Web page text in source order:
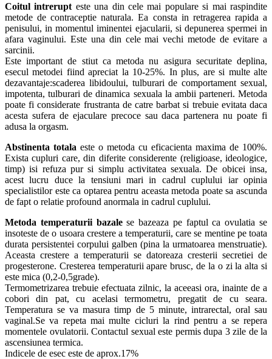
Coitul intrerupt este una din cele mai populare si mai raspindite
metode de contraceptie naturala. Ea consta in retragerea rapida a
penisului, in momentul iminentei ejacularii, si depunerea spermei in
afara vaginului. Este una din cele mai vechi metode de evitare a
sarcinii.
Este important de stiut ca metoda nu asigura securitate deplina,
esecul metodei fiind apreciat la 10-25%. In plus, are si multe alte
dezavantaje:scaderea libidoului, tulburari de comportament sexual,
impotenta, tulburari de dinamica sexuala la ambii parteneri. Metoda
poate fi considerate frustranta de catre barbat si trebuie evitata daca
acesta sufera de ejaculare precoce sau daca partenera nu poate fi
adusa la orgasm.
Abstinenta totala este o metoda cu eficacienta maxima de 100%.
Exista cupluri care, din diferite considerente (religioase, ideologice,
timp) isi refuza pur si simplu activitatea sexuala. De obicei insa,
acest lucru duce la tensiuni mari in cadrul cuplului iar opinia
specialistilor este ca optarea pentru aceasta metoda poate sa ascunda
de fapt o relatie profound anormala in cadrul cuplului.
Metoda temperaturii bazalese bazeaza pe faptul ca ovulatia se
insoteste de o usoara crestere a temperaturii, care se mentine pe toata
durata persistentei corpului galben (pina la urmatoarea menstruatie).
Aceasta crestere a temperaturii se datoreaza cresterii secretiei de
progesterone. Cresterea temperaturii apare brusc, de la o zi la alta si
este mica (0,2-0,5grade).
Termometrizarea trebuie efectuata zilnic, la aceeasi ora, inainte de a
cobori din pat, cu acelasi termometru, pregatit de cu seara.
Temperatura se va masura timp de 5 minute, intrarectal, oral sau
vaginal.Se va repeta mai multe cicluri la rind pentru a se repera
momentele ovulatorii. Contactul sexual este permis dupa 3 zile de la
ascensiunea termica.
Indicele de esec este de aprox.17%